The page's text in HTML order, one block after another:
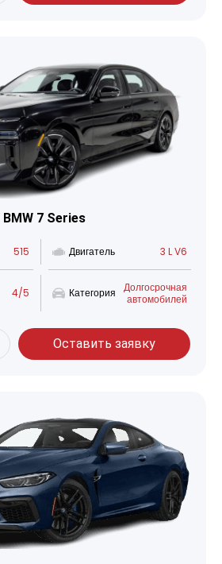
BMW 7 Series
515 Двигатель 3 L V6
4/5 Категория
Долгосрочная
автомобилей
Оставить заявку